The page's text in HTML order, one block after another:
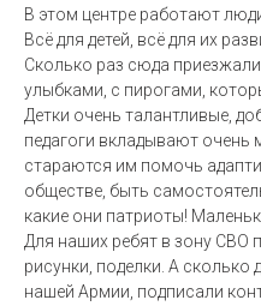
В этом центре работают
Всё для детей, всё для их
Сколько раз сюда
улыбками, с пирогами,
Детки очень талантливые,
педагоги вкладывают очень
стараются им помочь
обществе, быть
какие они патриоты!
Для наших ребят в зону СВО
рисунки, поделки. А сколько
нашей Армии, подписали